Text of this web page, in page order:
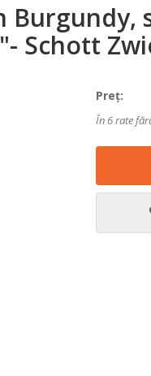
Burgundy,
Schott
Preţ:
În 6 rate